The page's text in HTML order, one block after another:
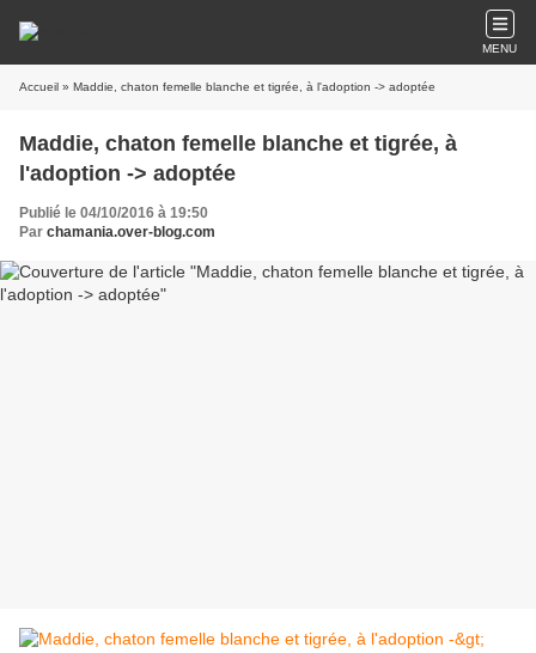
MENU
Accueil » Maddie, chaton femelle blanche et tigrée, à l'adoption -> adoptée
Maddie, chaton femelle blanche et tigrée, à
l'adoption -> adoptée
Publié le 04/10/2016 à 19:50
Par chamania.over-blog.com